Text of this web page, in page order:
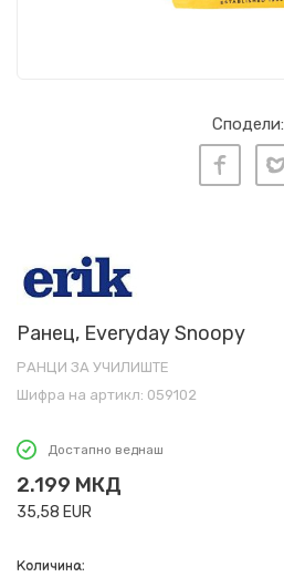
Сподели:
Ранец, Everyday Snoopy
РАНЦИ ЗА УЧИЛИШТЕ
Шифра на артикл: 059102
Достапно веднаш
2.199 МКД
35,58 EUR
Количина: